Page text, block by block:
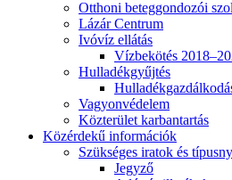
Otthoni beteggondozói
Lázár Centrum
Ivóvíz ellátás
Vízbekötés
Hulladékgyűjtés
Vagyonvédelem
Közterület karbantartás
Közérdekű információk
Szükséges iratok és
Jegyző